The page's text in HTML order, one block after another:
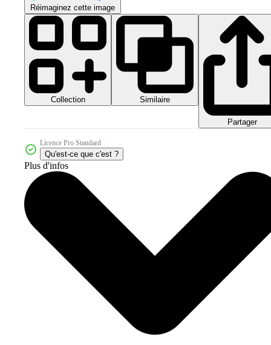
Réimaginez cette image
Collection Similaire
Partager
Licence Pro Standard
Qu'est-ce que c'est ?
Plus d'infos